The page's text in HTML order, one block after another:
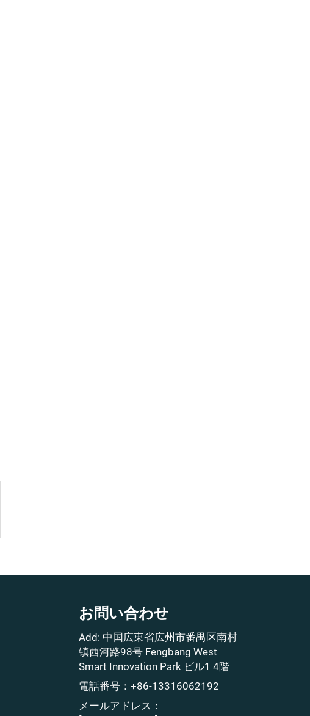
お問い合わせ
Add: 中国広東省広州市番禺区南村
镇西河路98号 Fengbang West
Smart Innovation Park ビル1 4階
電話番号： +86-13316062192
メールアドレス：